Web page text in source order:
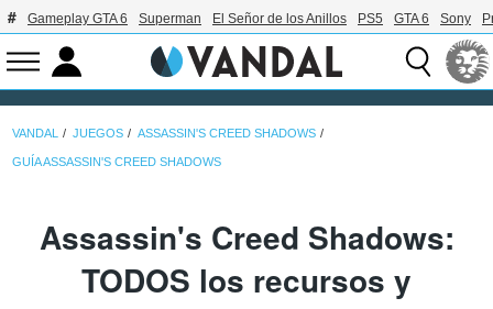
Gameplay GTA 6 Superman El Señor de los Anillos PS5 GTA 6 Sony
VANDAL JUEGOS ASSASSIN'S CREED SHADOWS
GUÍA ASSASSIN'S CREED SHADOWS
Assassin's Creed Shadows:
TODOS los recursos y